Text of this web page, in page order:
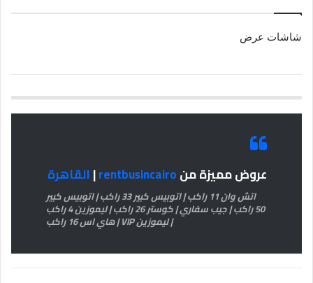
شاشات عرض
عروض مميزة منrentbusincairo
|القاهرة
اتش وان 11 راكب | اتوبيس كبير 33 راكب | اتوبيس كبير
50 راكب | جيب سفاري | كوستر 26 راكب | ليموزين 4 راكب
| ليموزين VIP | هاي اس 16 راكب